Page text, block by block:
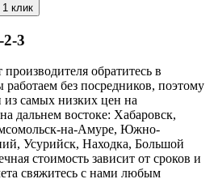
1 клик
3
обратитесь в
без посредников, поэтому
самых низких цен на
дальнем востоке: Хабаровск,
на-Амуре, Южно-
Усурийск, Находка, Большой
стоимость зависит от сроков и
свяжитесь с нами любым